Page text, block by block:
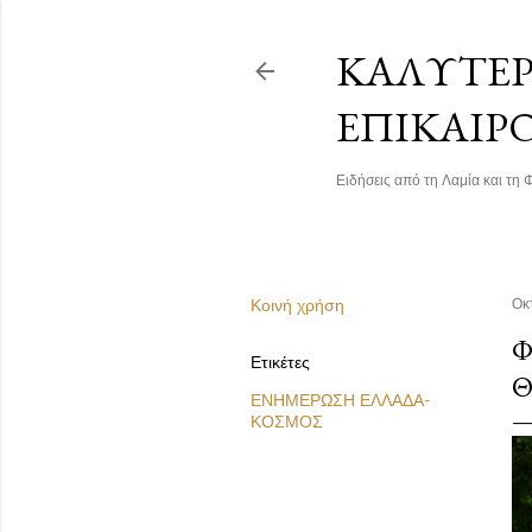
Ειδήσεις από τη Λαμία και τη
Κοινή χρήση
Ετικέτες
ΕΝΗΜΕΡΩΣΗ ΕΛΛΑΔΑ-
ΚΟΣΜΟΣ